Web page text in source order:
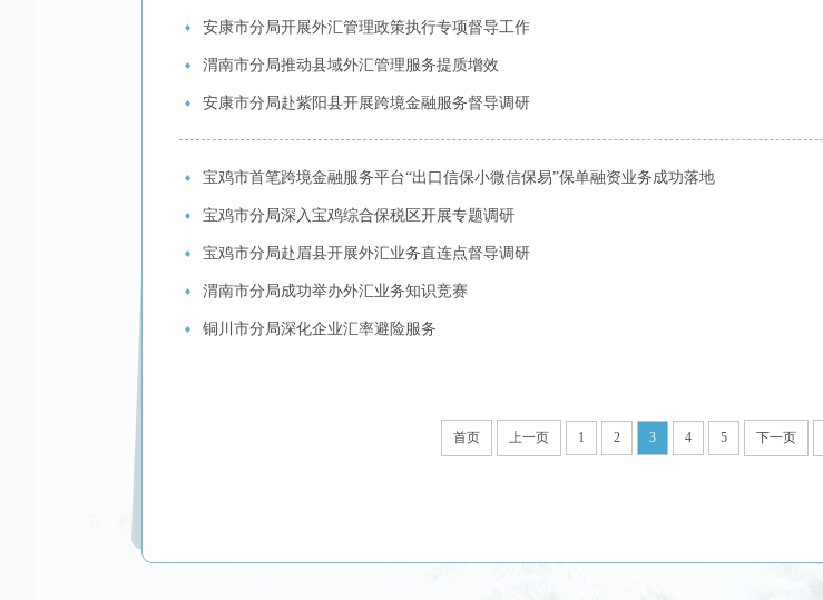
安康市分局开展外汇管理政策执行专项督导工作
渭南市分局推动县域外汇管理服务提质增效
安康市分局赴紫阳县开展跨境金融服务督导调研
宝鸡市首笔跨境金融服务平台“出口信保小微信保易”保单融资业务成功落地
宝鸡市分局深入宝鸡综合保税区开展专题调研
宝鸡市分局赴眉县开展外汇业务直连点督导调研
渭南市分局成功举办外汇业务知识竞赛
铜川市分局深化企业汇率避险服务
首页 上一页 1 2 3 4 5 下一页